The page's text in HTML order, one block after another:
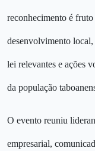
reconhecimento é
desenvolvimento
lei relevantes e ações
da população
O evento reuniu
empresarial,